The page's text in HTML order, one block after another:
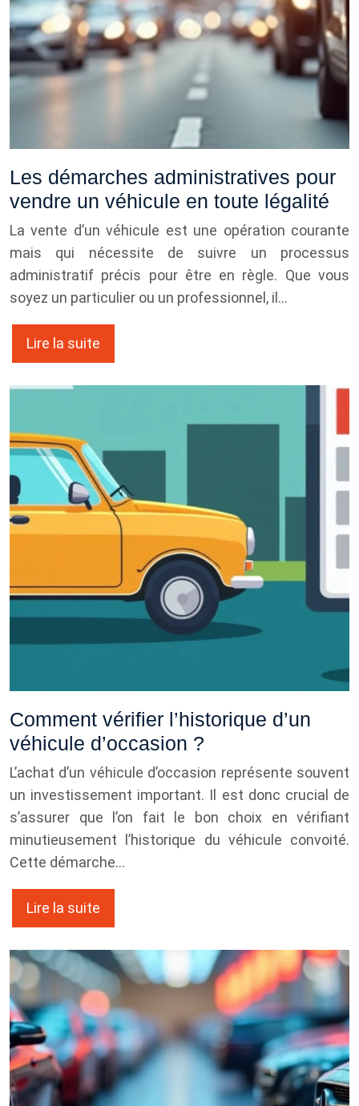
Les démarches administratives pour
vendre un véhicule en toute légalité
La vente d’un véhicule est une opération courante
mais qui nécessite de suivre un processus
administratif précis pour être en règle. Que vous
soyez un particulier ou un professionnel, il…
Lire la suite
Comment vérifier l’historique d’un
véhicule d’occasion ?
L’achat d’un véhicule d’occasion représente souvent
un investissement important. Il est donc crucial de
s’assurer que l’on fait le bon choix en vérifiant
minutieusement l’historique du véhicule convoité.
Cette démarche…
Lire la suite